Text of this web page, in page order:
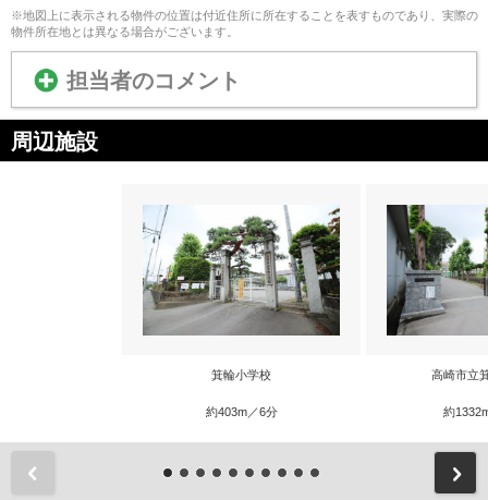
※地図上に表示される物件の位置は付近住所に所在することを表すものであり、実際の
物件所在地とは異なる場合がございます。
担当者のコメント
周辺施設
箕輪小学校
約403m／6分
高崎市立
約